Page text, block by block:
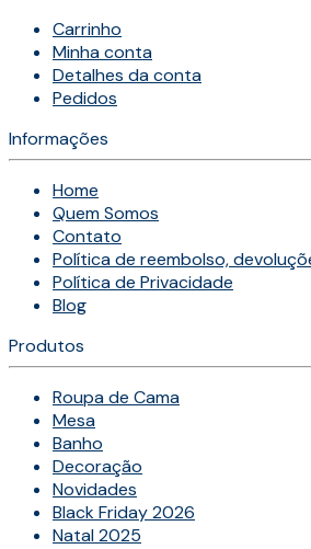
Carrinho
Minha conta
Detalhes da conta
Pedidos
Informações
Home
Quem Somos
Contato
Política de reembolso,
Política de Privacidade
Blog
Produtos
Roupa de Cama
Mesa
Banho
Decoração
Novidades
Black Friday 2026
Natal 2025